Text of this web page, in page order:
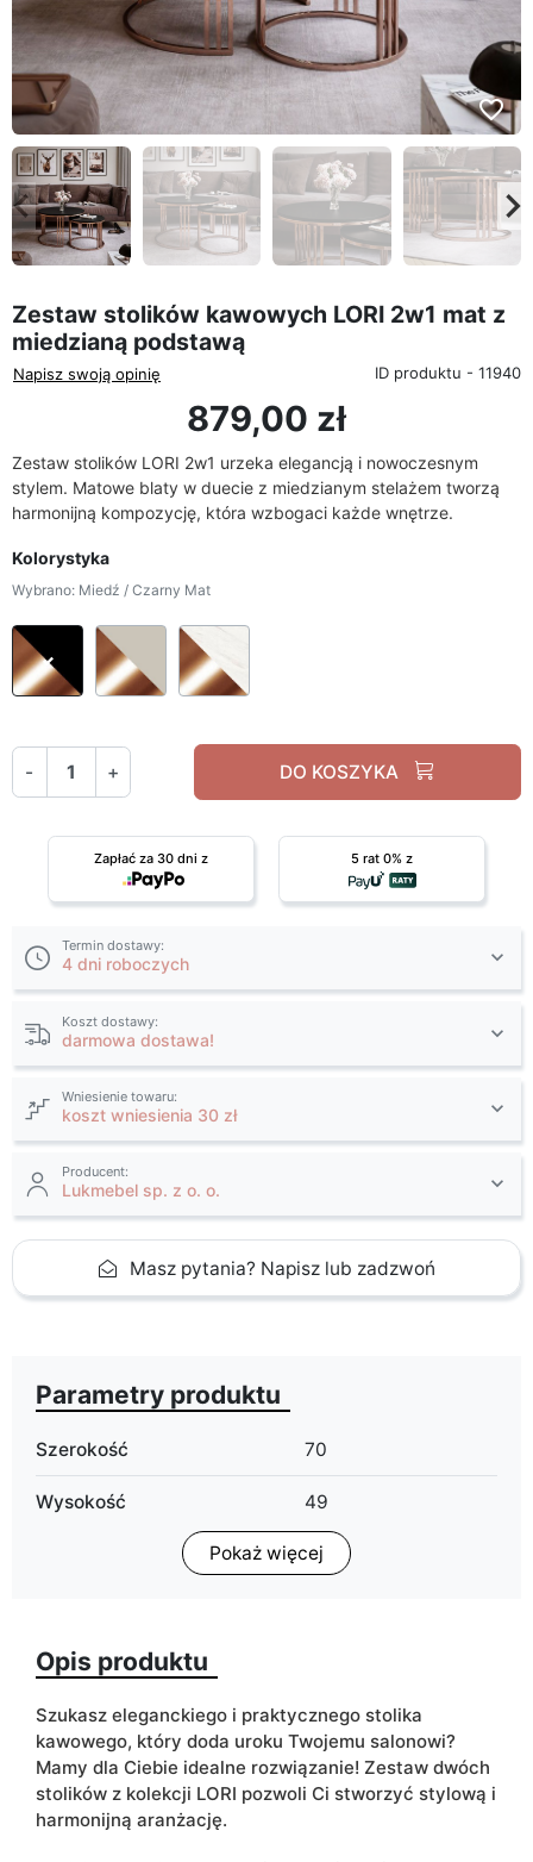
favorite_border
Poprzedni
Zestaw stolików kawowych LORI 2w1 mat z
miedzianą podstawą
Napisz swoją opinię ID produktu - 11940
879,00 zł
Zestaw stolików LORI 2w1 urzeka elegancją i nowoczesnym
stylem. Matowe blaty w duecie z miedzianym stelażem tworzą
harmonijną kompozycję, która wzbogaci każde wnętrze.
Kolorystyka
Wybrano: Miedź / Czarny Mat
Miedź / Czarny MatMiedź / Kaszmir Mat
- + DO KOSZYKA
Zapłać za 30 dni z 5 rat 0% z
Termin dostawy:
4 dni roboczych
Koszt dostawy:
darmowa dostawa!
Wniesienie towaru:
koszt wniesienia 30 zł
Producent:
Lukmebel sp. z o. o.
Masz pytania? Napisz lub zadzwoń
Parametry produktu
Szerokość 70
Wysokość 49
70
Kolorystyka
marmur
miedziany
ean13 5905723961759
Pokaż więcej
Opis produktu
Szukasz eleganckiego i praktycznego stolika
kawowego, który doda uroku Twojemu salonowi?
Mamy dla Ciebie idealne rozwiązanie! Zestaw dwóch
stolików z kolekcji LORI pozwoli Ci stworzyć stylową i
harmonijną aranżację.